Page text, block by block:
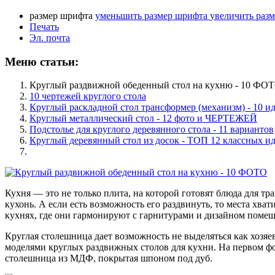
размер шрифта уменьшить размер шрифта увеличить
Печать
Эл. почта
Меню статьи:
Круглый раздвижной обеденный стол на кухню - 10
10 чертежей круглого стола
Круглый раскладной стол трансформер (механизм) - 10
Круглый металлический стол - 12 фото и ЧЕРТЕЖЕЙ
Подстолье для круглого деревянного стола - 11 вариантов
Круглый деревянный стол из досок - ТОП 12 классных
Кухня — это не только плита, на которой готовят блюда для
кухонь. А если есть возможность его раздвинуть, то места
кухнях, где они гармонируют с гарнитурами и дизайном
Круглая столешница дает возможность не выделяться как
моделями круглых раздвижных столов для кухни. На первом
столешница из МДФ, покрытая шпоном под дуб.